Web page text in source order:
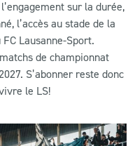
sur la durée,
l’accès au stade de la
Lausanne-Sport.
de championnat
S’abonner reste donc
le LS!